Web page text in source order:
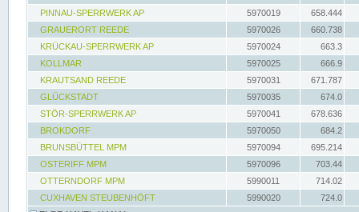
PINNAU-SPERRWERK AP
5970019
658.444
GRAUERORT REEDE
5970026
660.738
KRÜCKAU-SPERRWERK AP
5970024
663.3
KOLLMAR
5970025
666.9
KRAUTSAND REEDE
5970031
671.787
GLÜCKSTADT
5970035
674.0
STÖR-SPERRWERK AP
5970041
678.636
BROKDORF
5970050
684.2
BRUNSBÜTTEL MPM
5970094
695.214
OSTERIFF MPM
5970096
703.44
OTTERNDORF MPM
5990011
714.02
CUXHAVEN STEUBENHÖFT
5990020
724.0